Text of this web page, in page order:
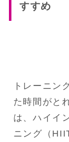
すすめ
トレーニン
た時間がと
は、ハイイ
ニング（